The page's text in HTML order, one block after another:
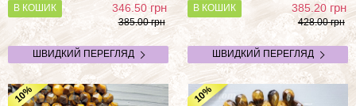
В КОШИК 346.50грн
385.00 грн
ШВИДКИЙ ПЕРЕГЛЯД
В КОШИК 385.20грн
428.00 грн
ШВИДКИЙ ПЕРЕГЛЯД
10% 10%